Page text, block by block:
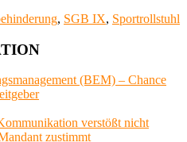
, SGB IX, Sportrollstuhl
(BEM) – Chance
verstößt nicht
zustimmt